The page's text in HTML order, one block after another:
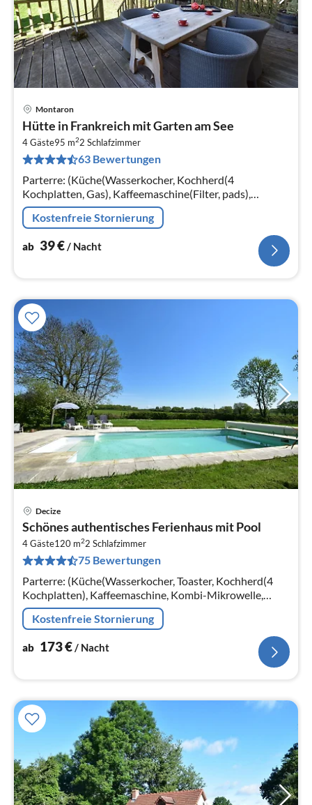
Montaron
Hütte in Frankreich mit Garten am See
4 Gäste95 m22 Schlafzimmer
63 Bewertungen
Parterre: (Küche(Wasserkocher, Kochherd(4
Kochplatten, Gas), Kaffeemaschine(Filter, pads),
Backofen, Heizung(Fußbodenheizung))
Kostenfreie Stornierung
ab 39€/ Nacht
Decize
Schönes authentisches Ferienhaus mit Pool
4 Gäste120 m22 Schlafzimmer
75 Bewertungen
Parterre: (Küche(Wasserkocher, Toaster, Kochherd(4
Kochplatten), Kaffeemaschine, Kombi-Mikrowelle,
Spülmaschine, Kühl-/Gefrierkombination),
Wohn/Esszimmer(TV(Satellit), Herd(Holz))
Kostenfreie Stornierung
ab 173€/ Nacht